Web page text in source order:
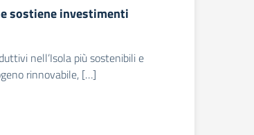
sostiene investimenti
nell’Isola più sostenibili e
rinnovabile, […]